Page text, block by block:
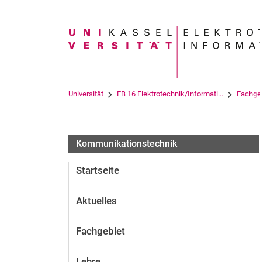
Suchbegriff
Universität FB 16 Elektrotechnik/Informati...
Kommunikationstechnik
Startseite
Aktuelles
Fachgebiet